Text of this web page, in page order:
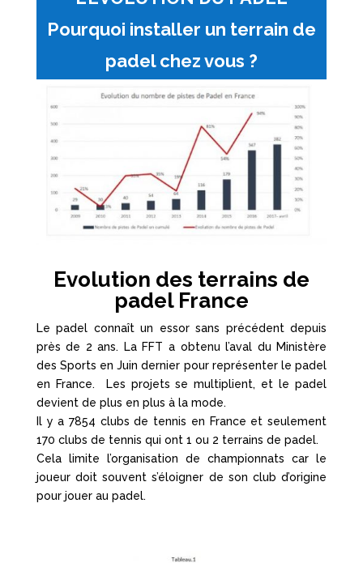
Pourquoi installer un terrain de
padel chez vous ?
Evolution des terrains de
padel France
Le padel connaît un essor sans précédent depuis
près de 2 ans. La FFT a obtenu l’aval du Ministère
des Sports en Juin dernier pour représenter le padel
en France. Les projets se multiplient, et le padel
devient de plus en plus à la mode.
Il y a 7854 clubs de tennis en France et seulement
170 clubs de tennis qui ont 1 ou 2 terrains de padel.
Cela limite l’organisation de championnats car le
joueur doit souvent s’éloigner de son club d’origine
pour jouer au padel.